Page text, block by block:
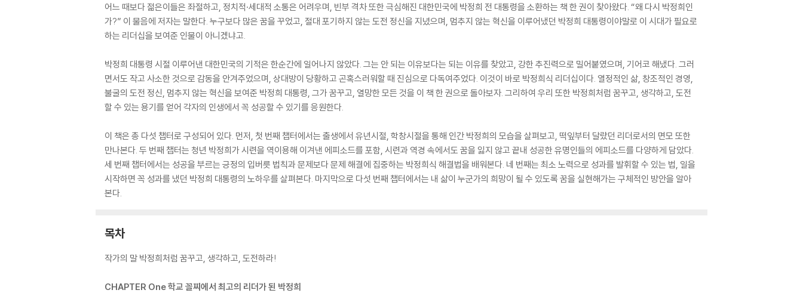
어느 때보다 젊은이들은 좌절하고, 정치적·세대적 소통은 어려우며, 빈부 격차 또한 극심해진 대한민국에 박정희 전 대통령을 소환하는 책 한 권이 찾아왔다. “왜 다시 박정희인
가?” 이 물음에 저자는 말한다. 누구보다 많은 꿈을 꾸었고, 절대 포기하지 않는 도전 정신을 지녔으며, 멈추지 않는 혁신을 이루어냈던 박정희 대통령이야말로 이 시대가 필요로
하는 리더십을 보여준 인물이 아니겠냐고.
박정희 대통령 시절 이루어낸 대한민국의 기적은 한순간에 일어나지 않았다. 그는 안 되는 이유보다는 되는 이유를 찾았고, 강한 추진력으로 밀어붙였으며, 기어코 해냈다. 그러
면서도 작고 사소한 것으로 감동을 안겨주었으며, 상대방이 당황하고 곤혹스러워할 때 진심으로 다독여주었다. 이것이 바로 박정희식 리더십이다. 열정적인 삶, 창조적인 경영,
불굴의 도전 정신, 멈추지 않는 혁신을 보여준 박정희 대통령, 그가 꿈꾸고, 열망한 모든 것을 이 책 한 권으로 돌아보자. 그리하여 우리 또한 박정희처럼 꿈꾸고, 생각하고, 도전
할 수 있는 용기를 얻어 각자의 인생에서 꼭 성공할 수 있기를 응원한다.
이 책은 총 다섯 챕터로 구성되어 있다. 먼저, 첫 번째 챕터에서는 출생에서 유년시절, 학창시절을 통해 인간 박정희의 모습을 살펴보고, 떡잎부터 달랐던 리더로서의 면모 또한
만나본다. 두 번째 챕터는 청년 박정희가 시련을 역이용해 이겨낸 에피소드를 포함, 시련과 역경 속에서도 꿈을 잃지 않고 끝내 성공한 유명인들의 에피소드를 다양하게 담았다.
세 번째 챕터에서는 성공을 부르는 긍정의 입버릇 법칙과 문제보다 문제 해결에 집중하는 박정희식 해결법을 배워본다. 네 번째는 최소 노력으로 성과를 발휘할 수 있는 법, 일을
시작하면 꼭 성과를 냈던 박정희 대통령의 노하우를 살펴본다. 마지막으로 다섯 번째 챕터에서는 내 삶이 누군가의 희망이 될 수 있도록 꿈을 실현해가는 구체적인 방안을 알아
본다.
목차
작가의 말 박정희처럼 꿈꾸고, 생각하고, 도전하라!
CHAPTER One 학교 꼴찌에서 최고의 리더가 된 박정희